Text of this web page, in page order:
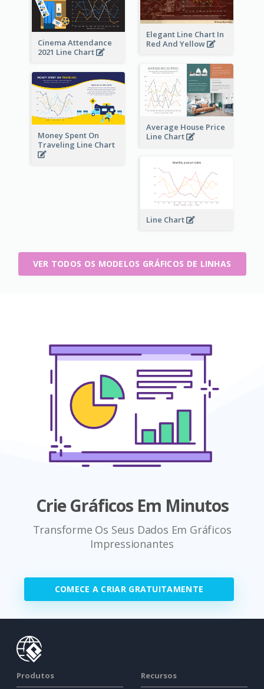
Elegant Line Chart In
Red And Yellow
Cinema Attendance
2021 Line Chart
Average House Price
Line Chart
Money Spent On
Traveling Line Chart
Line Chart
VER TODOS OS MODELOS GRÁFICOS DE LINHAS
Crie Gráficos Em Minutos
Transforme Os Seus Dados Em Gráficos
Impressionantes
COMECE A CRIAR GRATUITAMENTE
Produtos Recursos